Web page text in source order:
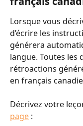
Lorsque vous
d’écrire les
générera
langue. Toutes les
rétroactions
en français
Décrivez votre
page :